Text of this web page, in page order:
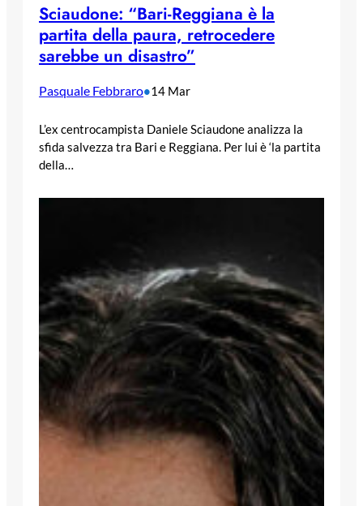
Sciaudone: “Bari-Reggiana è la
partita della paura, retrocedere
sarebbe un disastro”
Pasquale Febbraro•14 Mar
L’ex centrocampista Daniele Sciaudone analizza la
sfida salvezza tra Bari e Reggiana. Per lui è ‘la partita
della…